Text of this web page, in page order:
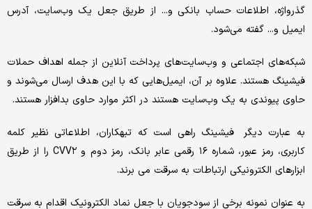
گذرواژه، اطلاعات حساب بانکی و... از طریق جعل یک وب‌سایت، آدرس
ایمیل و... گفته می‌شود.
شبکه‌های اجتماعی و وب‌سایت‌های پرداخت آنلاین از جمله اهداف حملات
فیشینگ هستند. علاوه بر آن، ایمیل‌هایی که با این هدف ارسال می‌شوند و
حاوی پیوندی به یک وب‌سایت هستند در اکثر موارد حاوی بدافزار هستند.
به عبارت دیگر فیشینگ راهی است که تبهکاران، اطلاعاتی نظیر کلمه
کاربری، رمز عبور، شماره ۱۶ رقمی عابر بانک، رمز دوم و CVV۲ را از طریق
ابزارهای الکترونیکی ارتباطات به سرقت می برند.
به عنوان نمونه برخی از سودجویان با جعل نماد الکترونیک اقدام به سرقت